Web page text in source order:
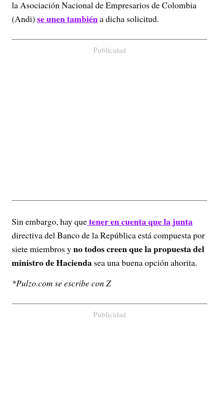
la Asociación Nacional de Empresarios de Colombia
(Andi) se unen tambiéna dicha solicitud.
Publicidad
Sin embargo, hay quetener en cuenta que la junta
directiva del Banco de la República está compuesta por
siete miembros yno todos creen que la propuesta del
ministro de Hacienda sea una buena opción ahorita.
*Pulzo.com se escribe con Z
Publicidad